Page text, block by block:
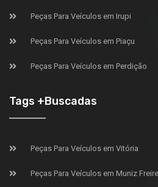
Peças Para Veículos em Irupi
Peças Para Veículos em Piaçu
Peças Para Veículos em Perdição
Tags +Buscadas
Peças Para Veículos em Vitória
Peças Para Veículos em Muniz Freire